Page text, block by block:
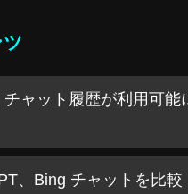
ャット履歴が利用可能
、Bing チャットを比較